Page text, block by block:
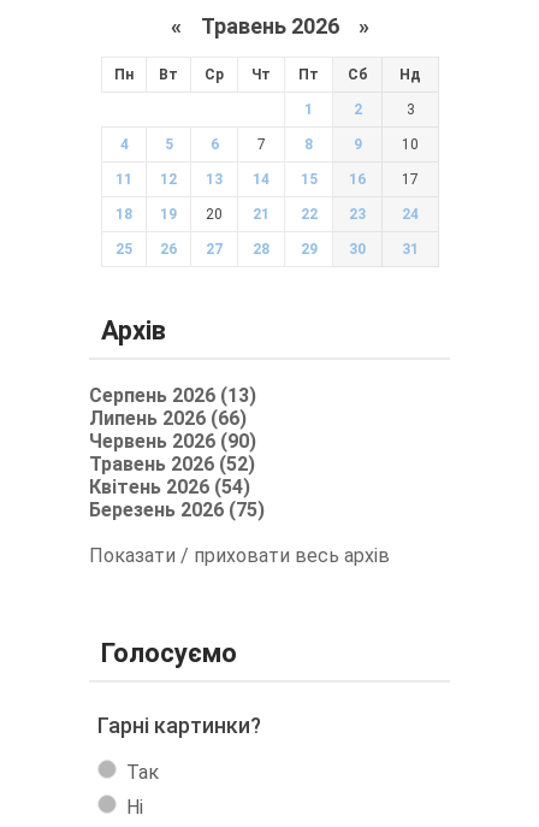
« Травень 2026 »
Пн Вт Ср Чт Пт Сб Нд
1 2 3
4 5 6 7 8 9 10
11 12 13 14 15 16 17
18 19 20 21 22 23 24
25 26 27 28 29 30 31
Архів
Серпень 2026 (13)
Липень 2026 (66)
Червень 2026 (90)
Травень 2026 (52)
Квітень 2026 (54)
Березень 2026 (75)
Показати / приховати весь архів
Голосуємо
Гарні картинки?
Так
Ні